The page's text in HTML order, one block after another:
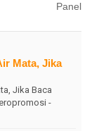
Panel
Mata, Jika
Jika Baca
-